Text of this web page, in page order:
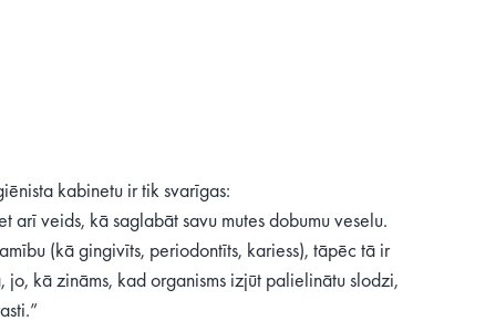
kabinetu ir tik svarīgas:
veids, kā saglabāt savu mutes dobumu veselu.
(kā gingivīts, periodontīts, kariess), tāpēc tā ir
kā zināms, kad organisms izjūt palielinātu slodzi,